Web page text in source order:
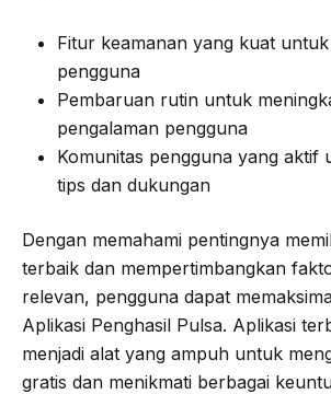
Fitur keamanan yang kuat
pengguna
Pembaruan rutin untuk
pengalaman pengguna
Komunitas pengguna yang aktif
tips dan dukungan
Dengan memahami pentingnya
terbaik dan mempertimbangkan
relevan, pengguna dapat
Aplikasi Penghasil Pulsa. Aplikasi
menjadi alat yang ampuh untuk
gratis dan menikmati berbagai